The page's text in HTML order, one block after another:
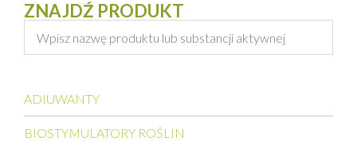
ZNAJDŹ PRODUKT
ADIUWANTY
BIOSTYMULATORY ROŚLIN